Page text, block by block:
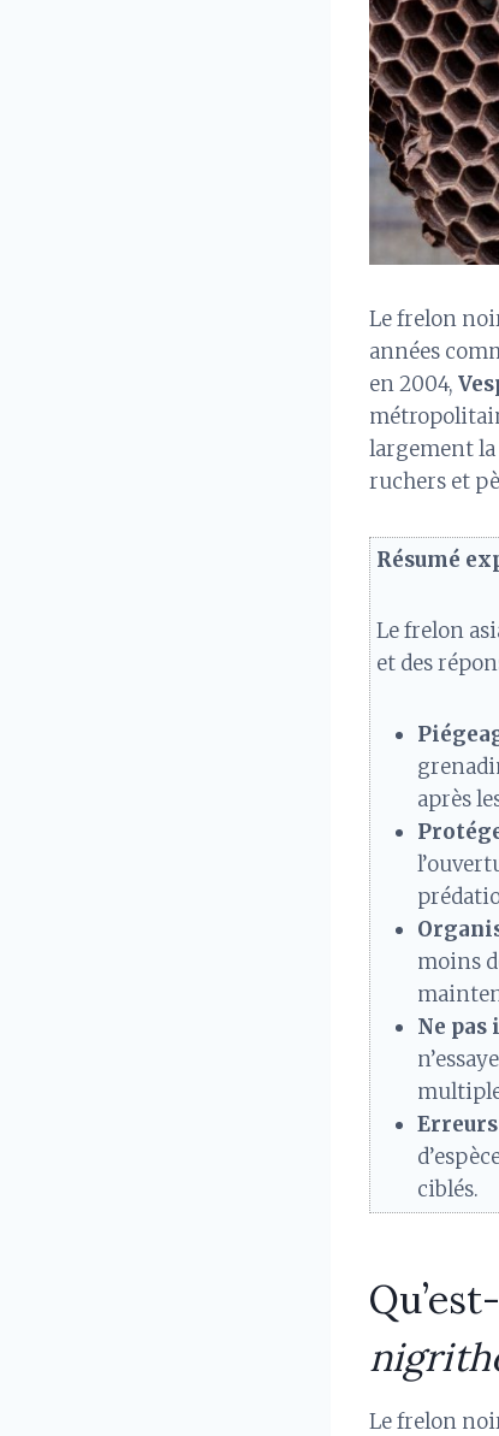
Le frelon
années
en 2004,
largement la
ruchers et
Résumé
Le frelon
et des
après
moins
Ne
ciblés.
Le frelon